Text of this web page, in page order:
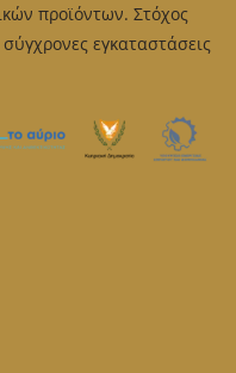
προϊόντων. Στόχος
εγκαταστάσεις